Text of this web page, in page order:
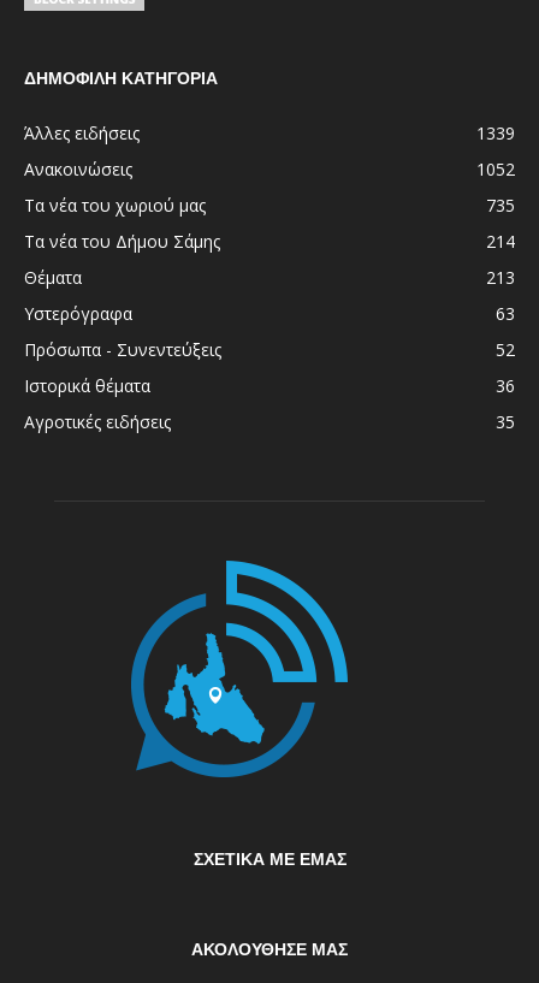
ΔΗΜΟΦΙΛΗ ΚΑΤΗΓΟΡΙΑ
Άλλες ειδήσεις
1339
Ανακοινώσεις
1052
Τα νέα του χωριού μας
735
Τα νέα του Δήμου Σάμης
214
Θέματα
213
Υστερόγραφα
63
Πρόσωπα - Συνεντεύξεις
52
Ιστορικά θέματα
36
Αγροτικές ειδήσεις
35
ΣΧΕΤΙΚΆ ΜΕ ΕΜΆΣ
ΑΚΟΛΟΥΘΗΣΕ ΜΑΣ